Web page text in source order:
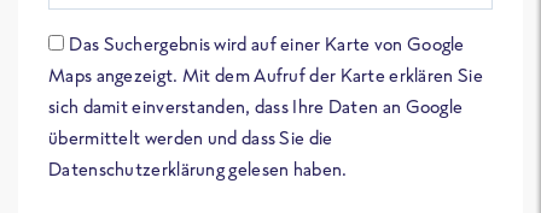
Das Suchergebnis wird auf einer Karte von Google
Maps angezeigt. Mit dem Aufruf der Karte erklären Sie
sich damit einverstanden, dass Ihre Daten an Google
übermittelt werden und dass Sie die
Datenschutzerklärung gelesen haben.